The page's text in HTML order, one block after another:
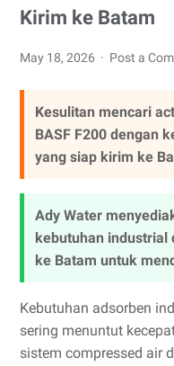
Kirim ke Batam
May 18, 2026 Post a
Kesulitan mencari
BASF F200 dengan
yang siap kirim ke
Ady Water
kebutuhan
ke Batam untuk
Kebutuhan adsorben
sering menuntut
sistem compressed air